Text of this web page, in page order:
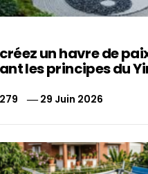
un havre de
les principes du
29 Juin 2026